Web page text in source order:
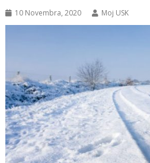
10 Novembra, 2020 Moj USK